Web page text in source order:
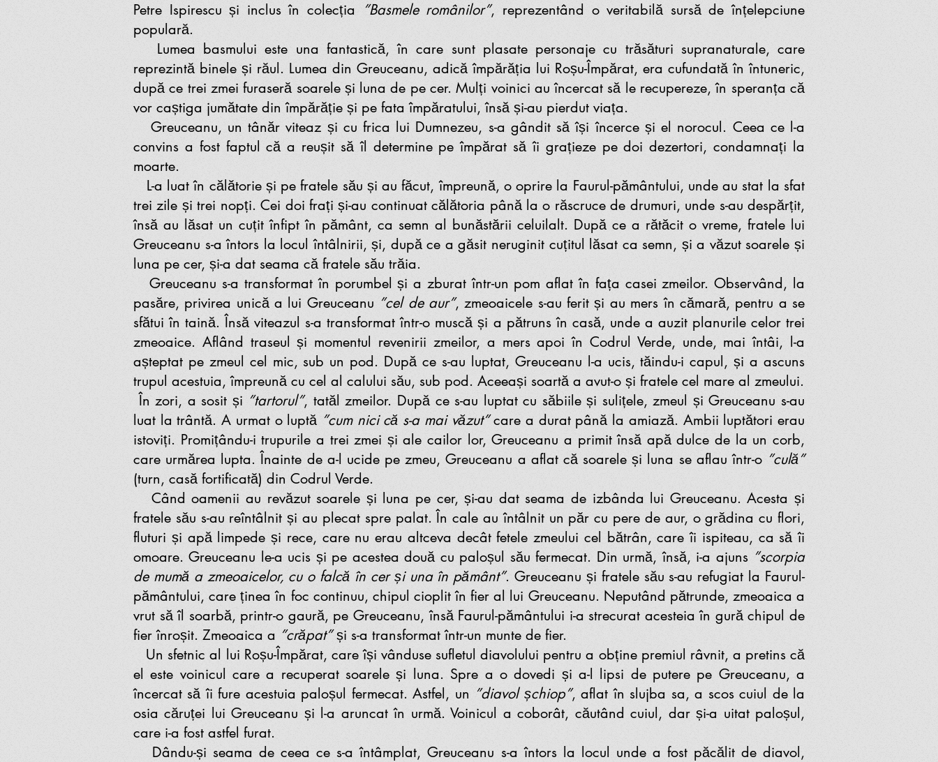
Petre Ispirescu și inclus în colecția
”Basmele românilor”, reprezentând o veritabilă sursă de înțelepciune
populară.
Lumea basmului este una fantastică, în care sunt plasate personaje cu trăsături supranaturale, care
reprezintă binele și răul. Lumea din Greuceanu, adică împărăția lui Roșu-Împărat, era cufundată în întuneric,
după ce trei zmei furaseră soarele și luna de pe cer. Mulți voinici au încercat să le recupereze, în speranța că
vor caștiga jumătate din împărăție și pe fata împăratului, însă și-au pierdut viața.
Greuceanu, un tânăr viteaz și cu frica lui Dumnezeu, s-a gândit să își încerce și el norocul. Ceea ce l-a
convins a fost faptul că a reușit să îl determine pe împărat să îi grațieze pe doi dezertori, condamnați la
moarte.
L-a luat în călătorie și pe fratele său și au făcut, împreună, o oprire la Faurul-pământului, unde au stat la sfat
trei zile și trei nopți. Cei doi frați și-au continuat călătoria până la o răscruce de drumuri, unde s-au despărțit,
însă au lăsat un cuțit înfipt în pământ, ca semn al bunăstării celuilalt. După ce a rătăcit o vreme, fratele lui
Greuceanu s-a întors la locul întâlnirii, și, după ce a găsit neruginit cuțitul lăsat ca semn, și a văzut soarele și
luna pe cer, și-a dat seama că fratele său trăia.
Greuceanu s-a transformat în porumbel și a zburat într-un pom aflat în fața casei zmeilor. Observând, la
pasăre, privirea unică a lui Greuceanu ”cel de aur”, zmeoaicele s-au ferit și au mers în cămară, pentru a se
sfătui în taină. Însă viteazul s-a transformat într-o muscă și a pătruns în casă, unde a auzit planurile celor trei
zmeoaice. Aflând traseul și momentul revenirii zmeilor, a mers apoi în Codrul Verde, unde, mai întâi, l-a
așteptat pe zmeul cel mic, sub un pod. După ce s-au luptat, Greuceanu l-a ucis, tăindu-i capul, și a ascuns
trupul acestuia, împreună cu cel al calului său, sub pod. Aceeași soartă a avut-o și fratele cel mare al zmeului.
În zori, a sosit și ”tartorul”, tatăl zmeilor. După ce s-au luptat cu săbiile și sulițele, zmeul și Greuceanu s-au
luat la trântă. A urmat o luptă ”cum nici că s-a mai văzut”care a durat până la amiază. Ambii luptători erau
istoviți. Promițându-i trupurile a trei zmei și ale cailor lor, Greuceanu a primit însă apă dulce de la un corb,
care urmărea lupta. Înainte de a-l ucide pe zmeu, Greuceanu a aflat că soarele și luna se aflau într-o ”culă”
(turn, casă fortificată) din Codrul Verde.
Când oamenii au revăzut soarele și luna pe cer, și-au dat seama de izbânda lui Greuceanu. Acesta și
fratele său s-au reîntâlnit și au plecat spre palat. În cale au întâlnit un păr cu pere de aur, o grădina cu flori,
fluturi și apă limpede și rece, care nu erau altceva decât fetele zmeului cel bătrân, care îi ispiteau, ca să îi
omoare. Greuceanu le-a ucis și pe acestea două cu paloșul său fermecat. Din urmă, însă, i-a ajuns ”scorpia
de mumă a zmeoaicelor, cu o falcă în cer și una în pământ”. Greuceanu și fratele său s-au refugiat la Faurul-
pământului, care ținea în foc continuu, chipul cioplit în fier al lui Greuceanu. Neputând pătrunde, zmeoaica a
vrut să îl soarbă, printr-o gaură, pe Greuceanu, însă Faurul-pământului i-a strecurat acesteia în gură chipul de
fier înroșit. Zmeoaica a ”crăpat”și s-a transformat într-un munte de fier.
Un sfetnic al lui Roșu-Împărat, care își vânduse sufletul diavolului pentru a obține premiul râvnit, a pretins că
el este voinicul care a recuperat soarele și luna. Spre a o dovedi și a-l lipsi de putere pe Greuceanu, a
încercat să îi fure acestuia paloșul fermecat. Astfel, un ”diavol șchiop”, aflat în slujba sa, a scos cuiul de la
osia căruței lui Greuceanu și l-a aruncat în urmă. Voinicul a coborât, căutând cuiul, dar și-a uitat paloșul,
care i-a fost astfel furat.
Dându-și seama de ceea ce s-a întâmplat, Greuceanu s-a întors la locul unde a fost păcălit de diavol,